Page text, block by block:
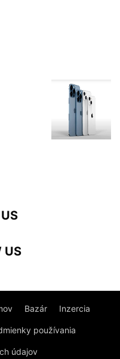
US
Bazár Inzercia
používania
údajov